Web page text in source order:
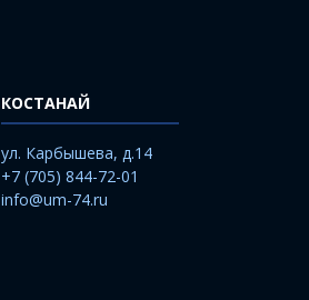
КОСТАНАЙ
ул. Карбышева, д.14
+7 (705) 844-72-01
info@um-74.ru